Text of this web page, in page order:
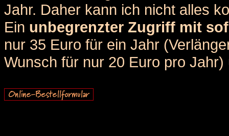
Jahr. Daher kann ich nicht alles
Ein unbegrenzter Zugriff mit
nur 35 Euro für ein Jahr
Wunsch für nur 20 Euro pro